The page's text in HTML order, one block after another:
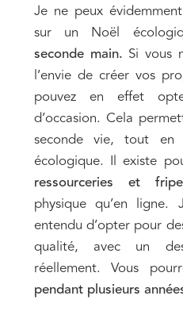
Je ne peux
sur un Noël
seconde main. Si vous
l’envie de créer vos
pouvez en effet
d’occasion. Cela
seconde vie, tout en
écologique. Il existe
ressourceries et
physique qu’en ligne.
entendu d’opter pour
qualité, avec un
réellement. Vous
pendant plusieurs